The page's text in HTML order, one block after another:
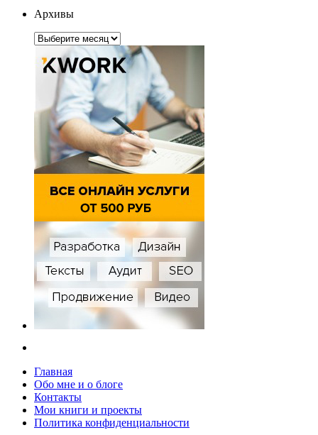
Архивы
Архивы
Главная
Обо мне и о блоге
Контакты
Мои книги и проекты
Политика конфиденциальности